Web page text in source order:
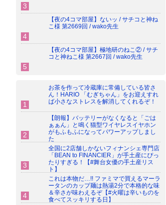
【夜の4コマ部屋】ないッ / サチコと神ね
こ様 第2669回 / wako先生
【夜の4コマ部屋】極地研のねこ② / サチ
コと神ねこ様 第2667回 / wako先生
お茶を作って冷蔵庫に常備している皆さ
ん！HARIO 「むぎちゃん」をお迎えすれ
ば小さなストレスを解消してくれるぞ！
【朗報】バッテリーがなくなると「ごは
ぁぁん」と鳴く猫型ワイヤレスイヤホン
がもふもふになってパワーアップしまし
た
全国に2店舗しかないフィナンシェ専門店
「BEAN to FINANCIER」が手土産にぴっ
たりすぎる！【#舞台女優の手土産リス
ト】
これは本物だ…!! ファミマで買えるマーラ
ータンのカップ麺は熱湯2分で本格的な味
＆辛さが味わえるぞ【#火曜は辛いものを
食べてスッキリする日】